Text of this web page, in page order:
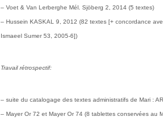
– Voet & Van Lerberghe Mél. Sjöberg 2, 2014 (5 textes)
– Hussein KASKAL 9, 2012 (82 textes [+ concordance
Ismaeel Sumer 53, 2005-6])
Travail rétrospectif:
– suite du catalogage des textes administratifs de Mari :
– Mayer Or 72 et Mayer Or 74 (8 tablettes conservées au